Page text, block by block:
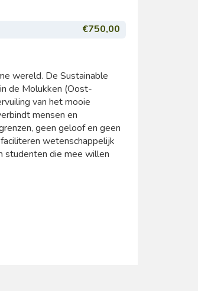
€750,00
wereld. De Sustainable
de Molukken (Oost-
van het mooie
mensen en
geen geloof en geen
wetenschappelijk
studenten die mee willen